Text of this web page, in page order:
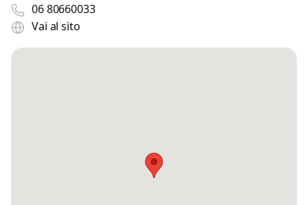
06 80660033
Vai al sito